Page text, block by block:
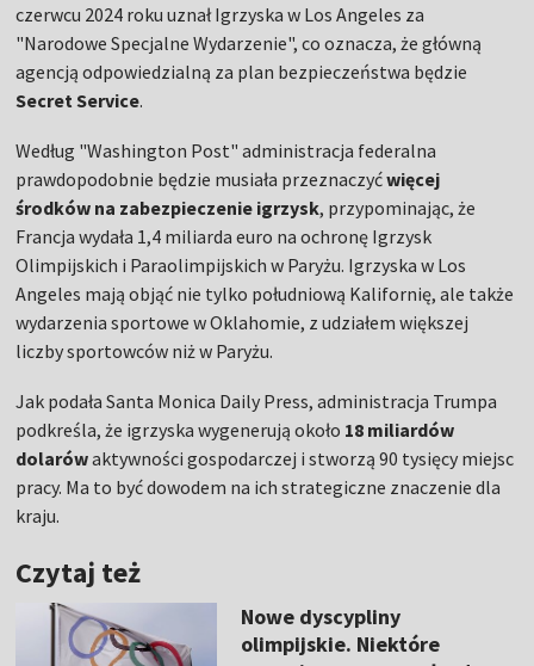
czerwcu 2024 roku uznał Igrzyska w Los Angeles za
"Narodowe Specjalne Wydarzenie", co oznacza, że główną
agencją odpowiedzialną za plan bezpieczeństwa będzie
Secret Service.
Według "Washington Post" administracja federalna
prawdopodobnie będzie musiała przeznaczyćwięcej
środków na zabezpieczenie igrzysk, przypominając, że
Francja wydała 1,4 miliarda euro na ochronę Igrzysk
Olimpijskich i Paraolimpijskich w Paryżu. Igrzyska w Los
Angeles mają objąć nie tylko południową Kalifornię, ale także
wydarzenia sportowe w Oklahomie, z udziałem większej
liczby sportowców niż w Paryżu.
Jak podała Santa Monica Daily Press, administracja Trumpa
podkreśla, że igrzyska wygenerują około 18 miliardów
dolarówaktywności gospodarczej i stworzą 90 tysięcy miejsc
pracy. Ma to być dowodem na ich strategiczne znaczenie dla
kraju.
Czytaj też
Nowe dyscypliny
olimpijskie. Niektóre